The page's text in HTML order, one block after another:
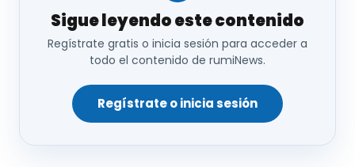
El convenio contempla el mantenimiento de los
índices de indexación de precios, colaborando
también para que estos se adapten a la
Información Lácteo)
¿Cómo acelerar la promoción del consumo de los
saludables productos lácteos, la innovación, la
Sigue leyendo este contenido
Regístrate gratis o inicia sesión para acceder a
todo el contenido de rumiNews.
Regístrate o inicia sesión